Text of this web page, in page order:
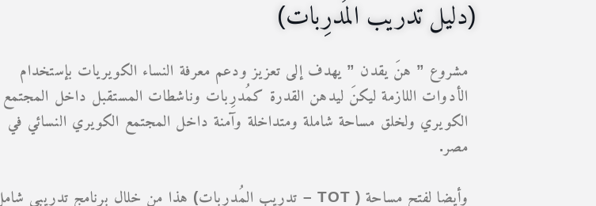
(دليل تدريب المُدرِبات)
مشروع ” هنَ يقدن ” يهدف إلى تعزيز ودعم معرفة النساء الكويريات بإستخدام
الأدوات اللازمة ليكنَ ليدهن القدرة كمُدرِبات وناشطات المستقبل داخل المجتمع
الكويري ولخلق مساحة شاملة ومتداخلة وآمنة داخل المجتمع الكويري النسائي في
مصر.‏
هذا من خلال برنامج تدريبي شامل (تدريب المُدرِبات – TOT ) وأيضا لفتح مساحة